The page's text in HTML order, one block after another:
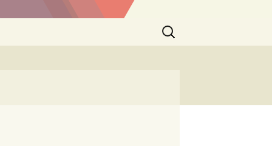
Buscar: